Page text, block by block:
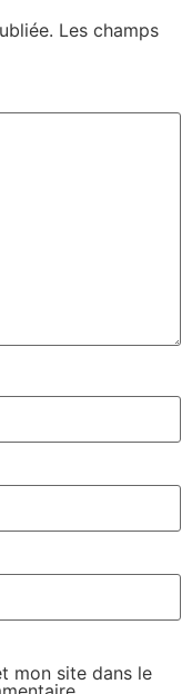
Les champs
mon site dans le